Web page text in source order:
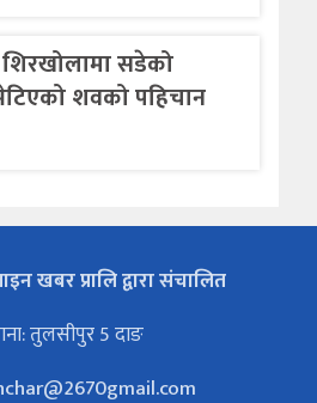
सडेको
शवको पहिचान
खबर प्रालि द्वारा संचालित
तुलसीपुर 5 दाङ